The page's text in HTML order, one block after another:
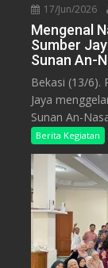
17/Jun/2026
Mengenal
Sumber
Sunan An-
Bekasi (13/6).
Jaya
Sunan An-
Berita Kegiatan